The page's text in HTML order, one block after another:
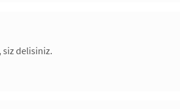
siz delisiniz.